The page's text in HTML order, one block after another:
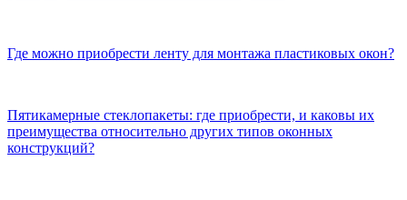
Где можно приобрести ленту для монтажа пластиковых окон?
Пятикамерные стеклопакеты: где приобрести, и каковы их
преимущества относительно других типов оконных
конструкций?